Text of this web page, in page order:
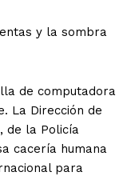
y la sombra
de computadora
La Dirección de
de la Policía
cacería humana
para